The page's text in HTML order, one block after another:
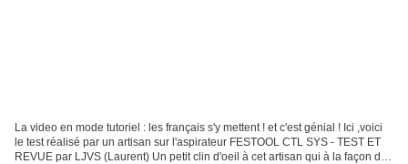
La video en mode tutoriel : les français s'y mettent ! et c'est génial ! Ici ,voici
le test réalisé par un artisan sur l'aspirateur FESTOOL CTL SYS - TEST ET
REVUE par LJVS (Laurent) Un petit clin d'oeil à cet artisan qui à la façon des